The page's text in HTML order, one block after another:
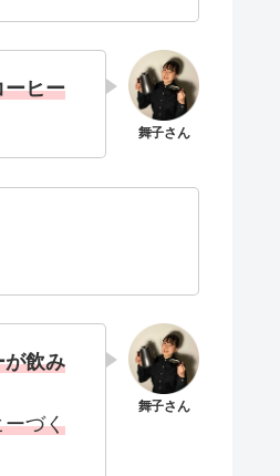
ーヒー
が飲み
ーづく